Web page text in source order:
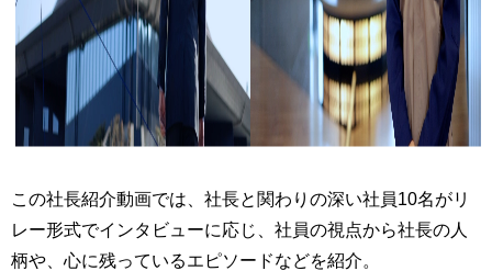
この社長紹介動画では、社長と関わりの深い社員10名がリ
レー形式でインタビューに応じ、社員の視点から社長の人
柄や、心に残っているエピソードなどを紹介。